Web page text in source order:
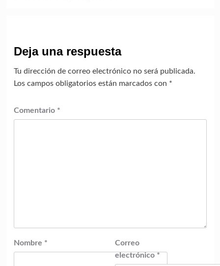
Deja una respuesta
Tu dirección de correo electrónico no será publicada.
Los campos obligatorios están marcados con *
Comentario *
Nombre *
Correo
electrónico *